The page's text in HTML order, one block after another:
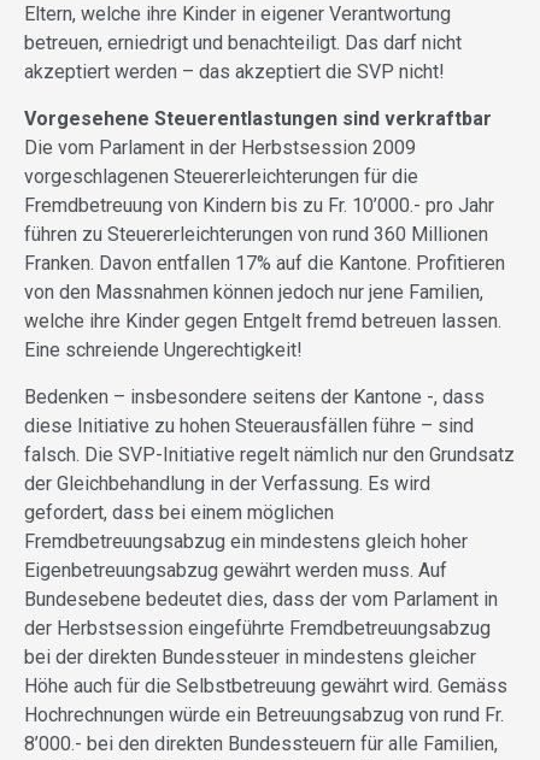
Eltern, welche ihre Kinder in eigener Verantwortung
betreuen, erniedrigt und benachteiligt. Das darf nicht
akzeptiert werden – das akzeptiert die SVP nicht!
Vorgesehene Steuerentlastungen sind verkraftbar
Die vom Parlament in der Herbstsession 2009
vorgeschlagenen Steuererleichterungen für die
Fremdbetreuung von Kindern bis zu Fr. 10’000.- pro Jahr
führen zu Steuererleichterungen von rund 360 Millionen
Franken. Davon entfallen 17% auf die Kantone. Profitieren
von den Massnahmen können jedoch nur jene Familien,
welche ihre Kinder gegen Entgelt fremd betreuen lassen.
Eine schreiende Ungerechtigkeit!
Bedenken – insbesondere seitens der Kantone -, dass
diese Initiative zu hohen Steuerausfällen führe – sind
falsch. Die SVP-Initiative regelt nämlich nur den Grundsatz
der Gleichbehandlung in der Verfassung. Es wird
gefordert, dass bei einem möglichen
Fremdbetreuungsabzug ein mindestens gleich hoher
Eigenbetreuungsabzug gewährt werden muss. Auf
Bundesebene bedeutet dies, dass der vom Parlament in
der Herbstsession eingeführte Fremdbetreuungsabzug
bei der direkten Bundessteuer in mindestens gleicher
Höhe auch für die Selbstbetreuung gewährt wird. Gemäss
Hochrechnungen würde ein Betreuungsabzug von rund Fr.
8’000.- bei den direkten Bundessteuern für alle Familien,